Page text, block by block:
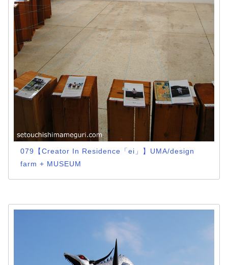
079【Creator In Residence「ei」】UMA/design
farm + MUSEUM